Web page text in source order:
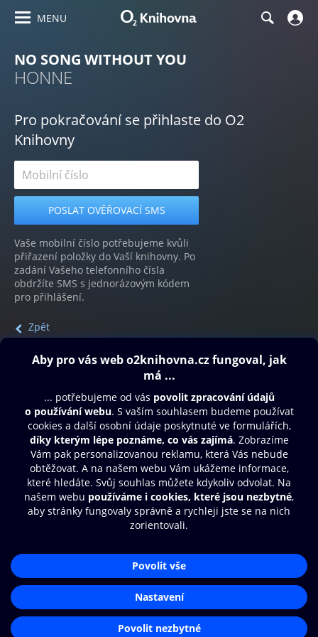
MENU
NO SONG WITHOUT YOU
HONNE
Pro pokračování se přihlaste do O2
Knihovny
Vaše mobilní číslo potřebujeme kvůli
přiřazení položky do Vaší knihovny. Po
zadání Vašeho telefonního čísla
obdržíte SMS s jednorázovým kódem
pro přihlášení.
Zpět
Obsah ke stažení
Moje O2 Knihovna
Další zábava
© O2 Czech Republic a.s.
Přístupnost
Zásady zpracování osobních údajů
Nastavení cookies
Aplikace O2 Knihovna
Čti a poslouchej své e-knihy a
audioknihy rychleji a pohodlněji.